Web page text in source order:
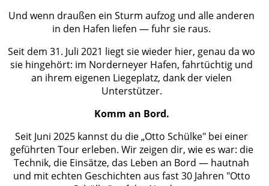
Und wenn draußen ein Sturm aufzog und alle anderen
in den Hafen liefen — fuhr sie raus.
Seit dem 31. Juli 2021 liegt sie wieder hier, genau da wo
sie hingehört: im Norderneyer Hafen, fahrtüchtig und
an ihrem eigenen Liegeplatz, dank der vielen
Unterstützer.
Komm an Bord.
Seit Juni 2025 kannst du die „Otto Schülke" bei einer
geführten Tour erleben. Wir zeigen dir, wie es war: die
Technik, die Einsätze, das Leben an Bord — hautnah
und mit echten Geschichten aus fast 30 Jahren "Otto